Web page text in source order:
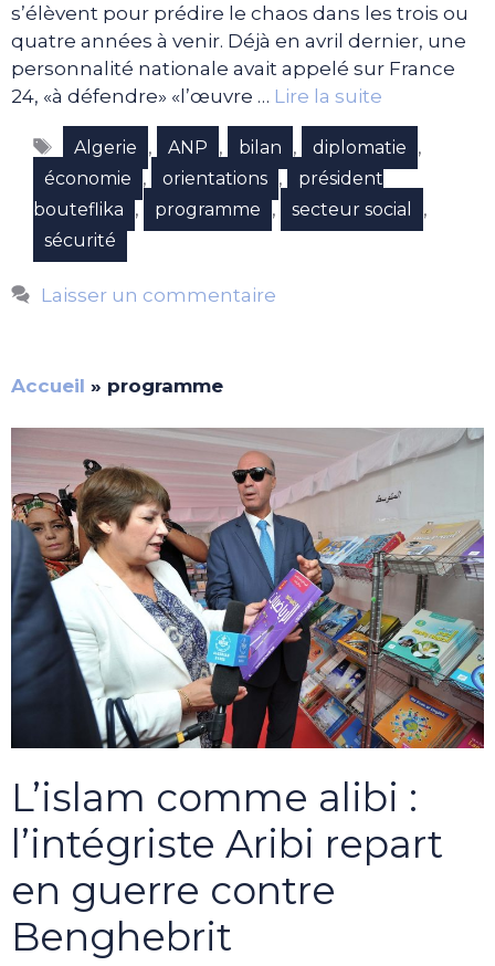
s’élèvent pour prédire le chaos dans les trois ou
quatre années à venir. Déjà en avril dernier, une
personnalité nationale avait appelé sur France
24, «à défendre» «l’œuvre … Lire la suite
Étiquettes
Algerie , ANP , bilan , diplomatie ,
économie , orientations ,
président
bouteflika
, programme , secteur social ,
sécurité
Laisser un commentaire
Accueil » programme
L’islam comme alibi :
l’intégriste Aribi repart
en guerre contre
Benghebrit